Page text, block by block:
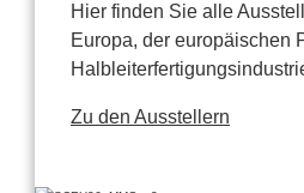
Hier finden Sie alle
Europa, der europäischen
Zu den Ausstellern